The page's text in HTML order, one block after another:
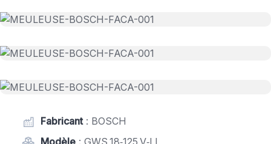
Fabricant: BOSCH
Modèle : GWS 18‑125 V‑LI